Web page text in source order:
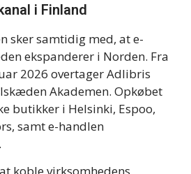
i Finland
sker samtidig med, at e-
ekspanderer i Norden. Fra
2026 overtager Adlibris
Akademen. Opkøbet
butikker i Helsinki, Espoo,
samt e-handlen